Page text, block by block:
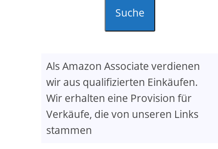
Suche
Als Amazon Associate verdienen
wir aus qualifizierten Einkäufen.
Wir erhalten eine Provision für
Verkäufe, die von unseren Links
stammen